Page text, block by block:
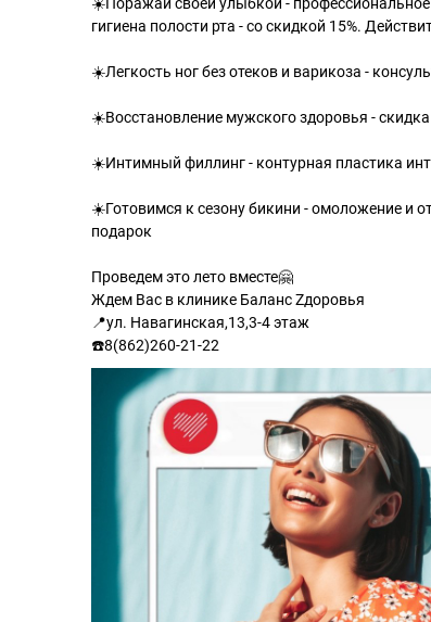
гигиена полости рта - со скидкой 15%.
☀️Легкость ног без отеков и варикоза -
☀️Восстановление мужского здоровья -
☀️Интимный филлинг - контурная пластика
☀️Готовимся к сезону бикини - омоложение и
подарок
Проведем это лето вместе🤗
Ждем Вас в клинике Баланс Zдоровья
📍ул. Навагинская,13,3-4 этаж
☎️8(862)260-21-22